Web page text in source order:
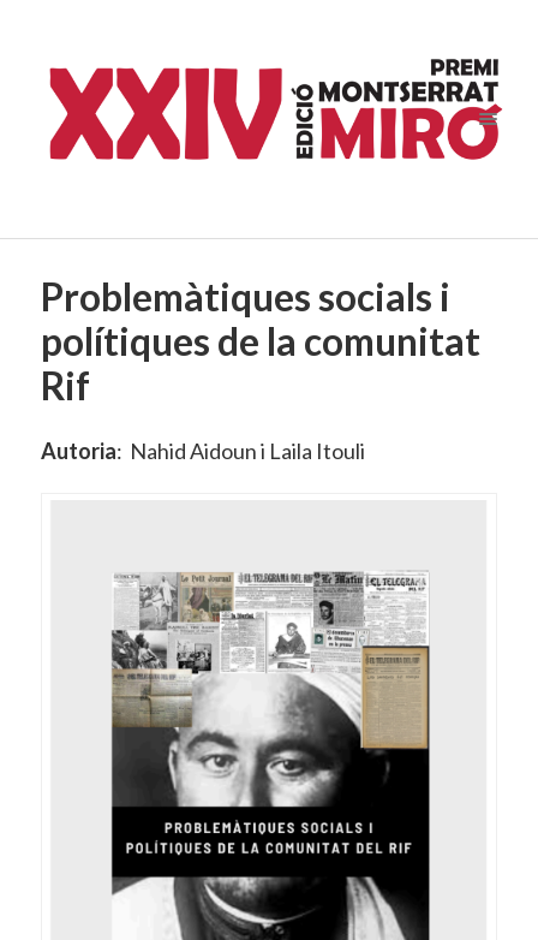
Problemàtiques socials i
polítiques de la comunitat
Rif
Autoria: Nahid Aidoun i Laila Itouli